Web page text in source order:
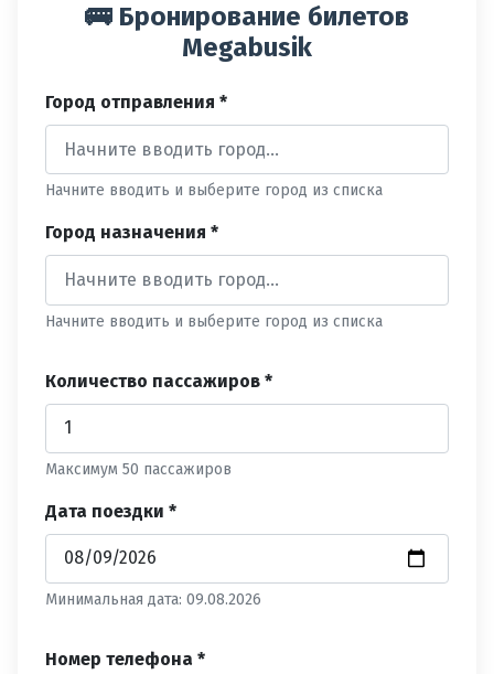
🚌 Бронирование билетов
Megabusik
Город отправления *
Начните вводить и выберите город из списка
Город назначения *
Начните вводить и выберите город из списка
Количество пассажиров *
Максимум 50 пассажиров
Дата поездки *
Минимальная дата: 09.08.2026
Номер телефона *